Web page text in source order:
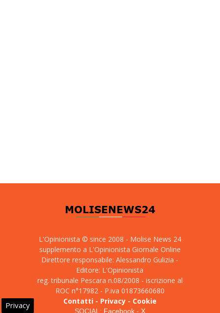
L'Opinionista © since 2008 - Molise News 24
supplemento a L'Opinionista Giornale Online
Direttore responsabile: Alessandro Gulizia -
Editore: L'Opinionista
reg. tribunale Pescara n.08/2008 - iscrizione al
ROC n°17982 - P.iva 01873660680
Contatti- Privacy- Cookie
SOCIAL: Facebook- X
Privacy